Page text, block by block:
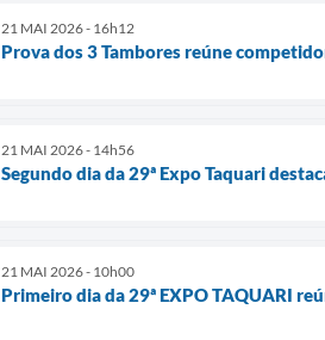
21 MAI 2026 - 16h12
Prova dos 3 Tambores reúne
21 MAI 2026 - 14h56
Segundo dia da 29ª Expo Taquari
21 MAI 2026 - 10h00
Primeiro dia da 29ª EXPO TAQUARI